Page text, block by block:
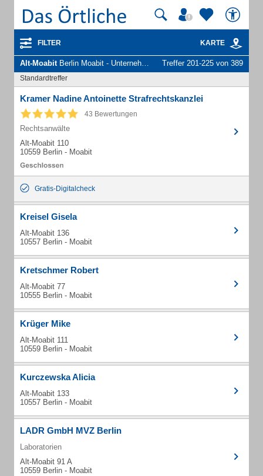
FILTER KARTE
Alt-MoabitBerlin Moabit - Unternehmen und Personen Treffer 201-225 von 389
Standardtreffer
Kramer Nadine Antoinette Strafrechtskanzlei
43 Bewertungen
Rechtsanwälte
Alt-Moabit 110
10559 Berlin - Moabit
Gratis-Digitalcheck
Kreisel Gisela
Alt-Moabit 136
10557 Berlin - Moabit
Kretschmer Robert
Alt-Moabit 77
10555 Berlin - Moabit
Krüger Mike
Alt-Moabit 111
10559 Berlin - Moabit
Kurczewska Alicia
Alt-Moabit 133
10557 Berlin - Moabit
LADR GmbH MVZ Berlin
Laboratorien
Alt-Moabit 91 A
10559 Berlin - Moabit